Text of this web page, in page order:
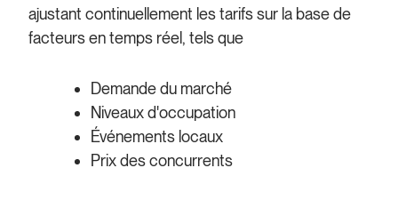
ajustant continuellement les tarifs sur la base de
facteurs en temps réel, tels que
Demande du marché
Niveaux d'occupation
Événements locaux
Prix des concurrents